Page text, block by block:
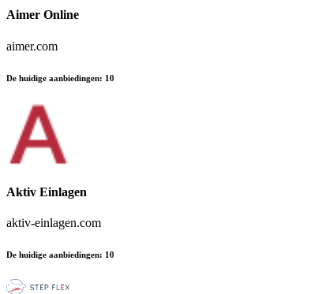
Aimer Online
aimer.com
De huidige aanbiedingen: 10
Aktiv Einlagen
aktiv-einlagen.com
De huidige aanbiedingen: 10